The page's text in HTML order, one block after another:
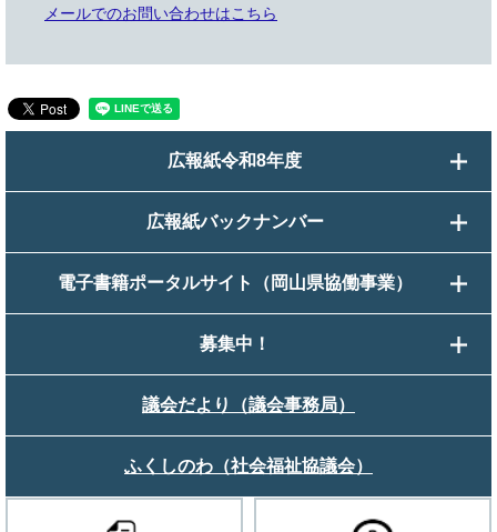
メールでのお問い合わせはこちら
広報紙令和8年度
広報紙バックナンバー
電子書籍ポータルサイト（岡山県協働事業）
募集中！
議会だより（議会事務局）
ふくしのわ（社会福祉協議会）